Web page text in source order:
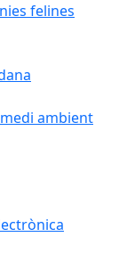
felines
ambient